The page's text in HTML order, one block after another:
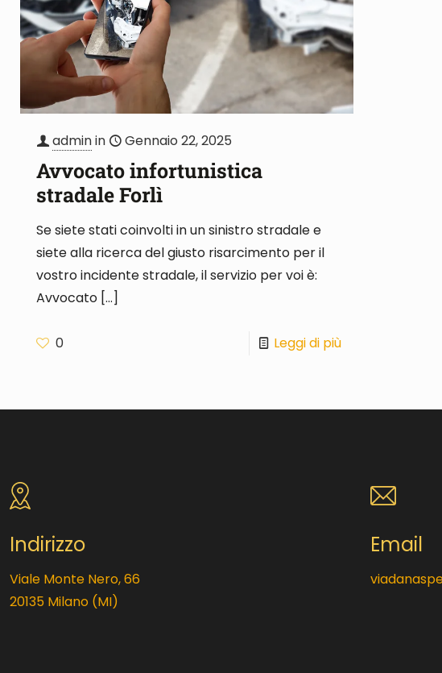
adminin Gennaio 22, 2025
Avvocato infortunistica
stradale Forlì
Se siete stati coinvolti in un sinistro stradale e
siete alla ricerca del giusto risarcimento per il
vostro incidente stradale, il servizio per voi è:
Avvocato […]
0 Leggi di più
Indirizzo
Viale Monte Nero, 66
20135 Milano (MI)
Email